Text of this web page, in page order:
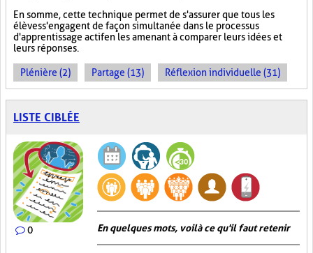
En somme, cette technique permet de s'assurer que tous les
élèves s'engagent de façon simultanée dans le processus
d'apprentissage actif en les amenant à comparer leurs idées et
leurs réponses.
Plénière (2) Partage (13) Réflexion individuelle (31)
LISTE CIBLÉE
0 En quelques mots, voilà ce qu'il faut retenir